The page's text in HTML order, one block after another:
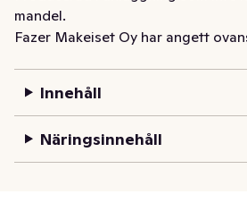
mandel.
Fazer Makeiset Oy har angett
Innehåll
Näringsinnehåll